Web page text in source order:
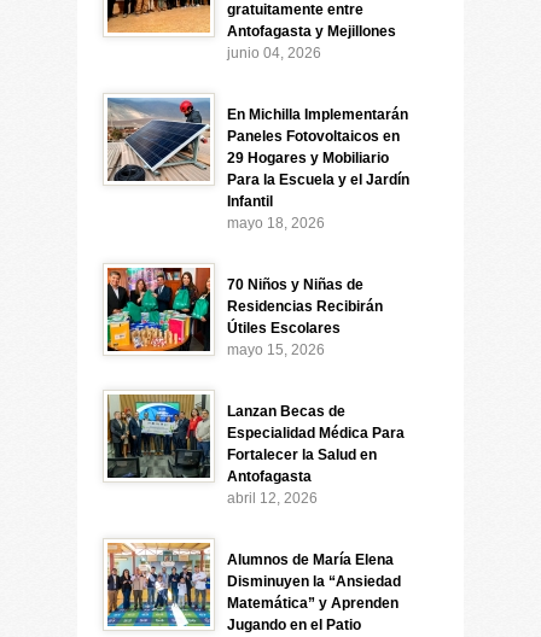
gratuitamente entre
Antofagasta y Mejillones
junio 04, 2026
En Michilla Implementarán
Paneles Fotovoltaicos en
29 Hogares y Mobiliario
Para la Escuela y el Jardín
Infantil
mayo 18, 2026
70 Niños y Niñas de
Residencias Recibirán
Útiles Escolares
mayo 15, 2026
Lanzan Becas de
Especialidad Médica Para
Fortalecer la Salud en
Antofagasta
abril 12, 2026
Alumnos de María Elena
Disminuyen la “Ansiedad
Matemática” y Aprenden
Jugando en el Patio